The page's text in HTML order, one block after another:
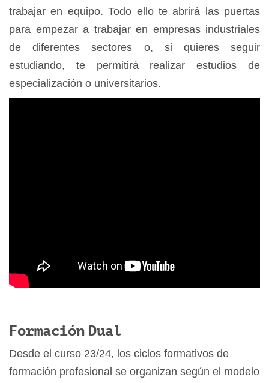
trabajar en equipo. Todo ello te abrirá las puertas
para empezar a trabajar en empresas industriales
de diferentes sectores o, si quieres seguir
estudiando, te permitirá realizar estudios de
especialización o universitarios.
Formación Dual
Desde el curso 23/24, los ciclos formativos de
formación profesional se organizan según el modelo